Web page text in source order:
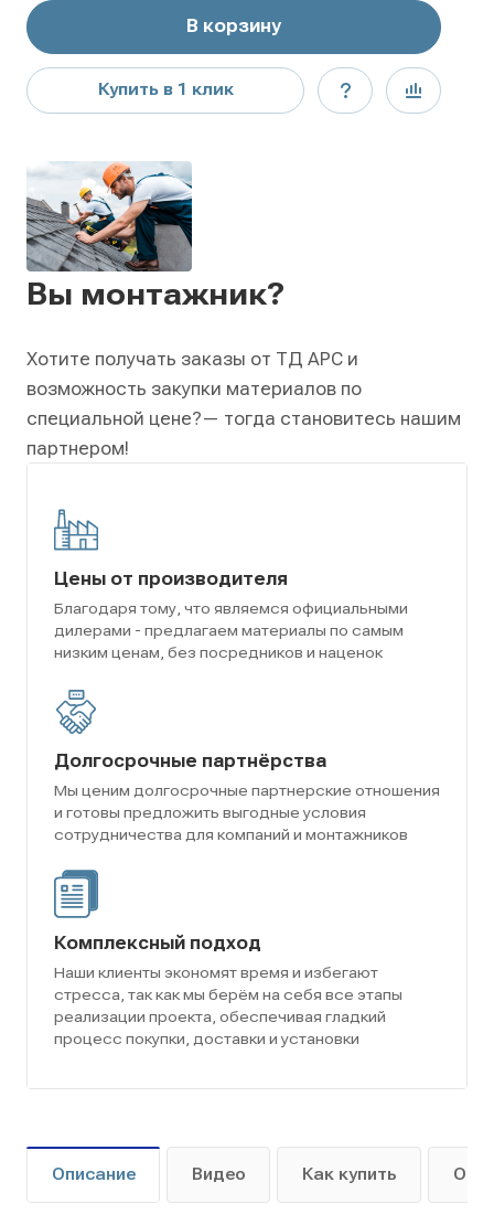
В корзину
Купить в 1 клик
Вы монтажник?
Хотите получать заказы от ТД АРС и
возможность закупки материалов по
специальной цене?— тогда становитесь нашим
партнером!
Цены от производителя
Благодаря тому, что являемся официальными
дилерами - предлагаем материалы по самым
низким ценам, без посредников и наценок
Долгосрочные партнёрства
Мы ценим долгосрочные партнерские отношения
и готовы предложить выгодные условия
сотрудничества для компаний и монтажников
Комплексный подход
Наши клиенты экономят время и избегают
стресса, так как мы берём на себя все этапы
реализации проекта, обеспечивая гладкий
процесс покупки, доставки и установки
Описание Видео Как купить